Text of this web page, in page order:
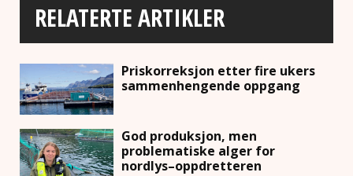
RELATERTE ARTIKLER
Priskorreksjon etter fire ukers
sammenhengende oppgang
God produksjon, men
problematiske alger for
nordlys–oppdretteren